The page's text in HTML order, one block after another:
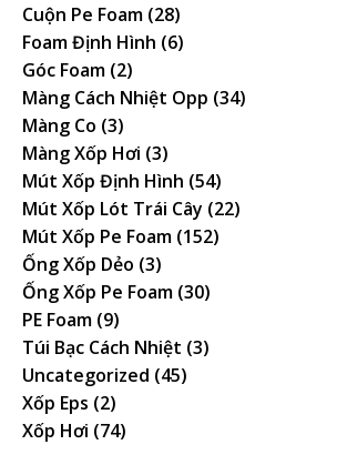
Cuộn Pe Foam (28)
Foam Định Hình (6)
Góc Foam (2)
Màng Cách Nhiệt Opp (34)
Màng Co (3)
Màng Xốp Hơi (3)
Mút Xốp Định Hình (54)
Mút Xốp Lót Trái Cây (22)
Mút Xốp Pe Foam (152)
Ống Xốp Dẻo (3)
Ống Xốp Pe Foam (30)
PE Foam (9)
Túi Bạc Cách Nhiệt (3)
Uncategorized (45)
Xốp Eps (2)
Xốp Hơi (74)